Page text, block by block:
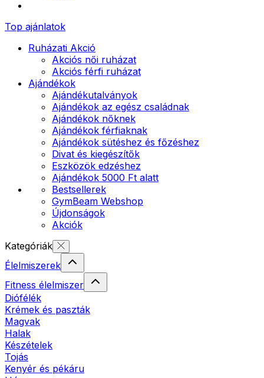
Top ajánlatok
Ruházati Akció
Akciós női ruházat
Akciós férfi ruházat
Ajándékok
Ajándékutalványok
Ajándékok az egész családnak
Ajándékok nőknek
Ajándékok férfiaknak
Ajándékok sütéshez és főzéshez
Divat és kiegészítők
Eszközök edzéshez
Ajándékok 5000 Ft alatt
Bestsellerek
GymBeam Webshop
Újdonságok
Akciók
Kategóriák
Élelmiszerek
Fitness élelmiszer
Diófélék
Krémek és paszták
Magvak
Halak
Készételek
Tojás
Kenyér és pékáru